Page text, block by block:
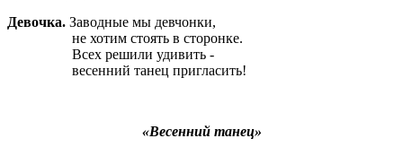
Девочка. Заводные мы девчонки,
не хотим стоять в сторонке.
Всех решили удивить -
весенний танец пригласить!
«Весенний танец»